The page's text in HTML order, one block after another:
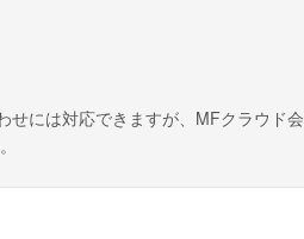
せには対応できますが、MFクラウド